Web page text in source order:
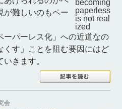
が難しいのもペー
ーパーレス化」への近道なの
くす」ことを阻む要因にはど
きます。
会